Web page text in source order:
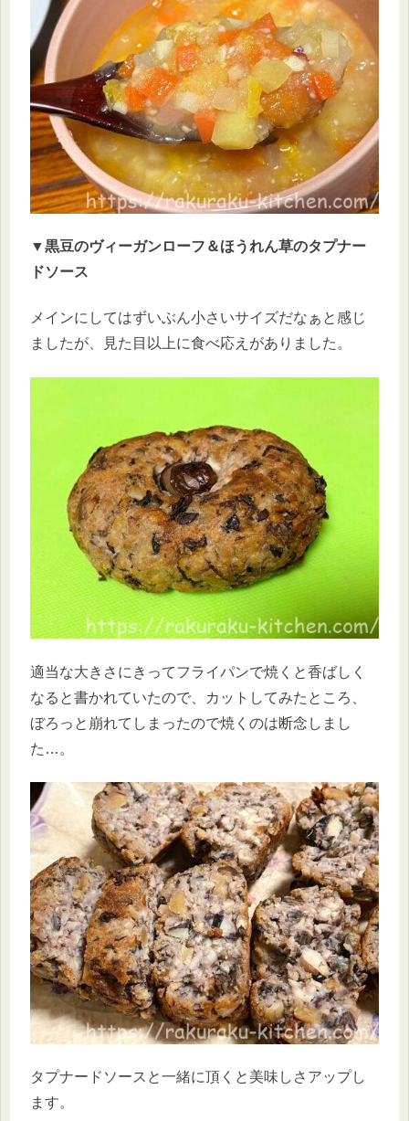
▼黒豆のヴィーガンローフ＆ほうれん草のタプナー
ドソース
メインにしてはずいぶん小さいサイズだなぁと感じ
ましたが、見た目以上に食べ応えがありました。
適当な大きさにきってフライパンで焼くと香ばしく
なると書かれていたので、カットしてみたところ、
ぼろっと崩れてしまったので焼くのは断念しまし
た…。
タプナードソースと一緒に頂くと美味しさアップし
ます。